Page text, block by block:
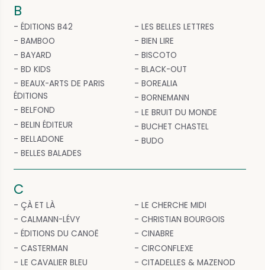
B
ÉDITIONS B42
BAMBOO
BAYARD
BD KIDS
BEAUX-ARTS DE PARIS
ÉDITIONS
BELFOND
BELIN ÉDITEUR
BELLADONE
BELLES BALADES
LES BELLES LETTRES
BIEN LIRE
BISCOTO
BLACK-OUT
BOREALIA
BORNEMANN
LE BRUIT DU MONDE
BUCHET CHASTEL
BUDO
C
ÇÀ ET LÀ
CALMANN-LÉVY
ÉDITIONS DU CANOË
CASTERMAN
LE CAVALIER BLEU
LE CHERCHE MIDI
CHRISTIAN BOURGOIS
CINABRE
CIRCONFLEXE
CITADELLES & MAZENOD